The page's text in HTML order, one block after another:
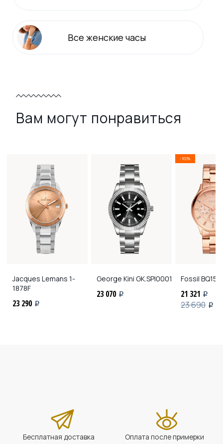
Все женские часы
Вам могут понравиться
Jacques Lemans 1-
1878F
23 290 i
George Kini GK.SPI0001
23 070 i
-10%
Fossil
21 321 i
23 690 i
Бесплатная доставка Оплата после примерки